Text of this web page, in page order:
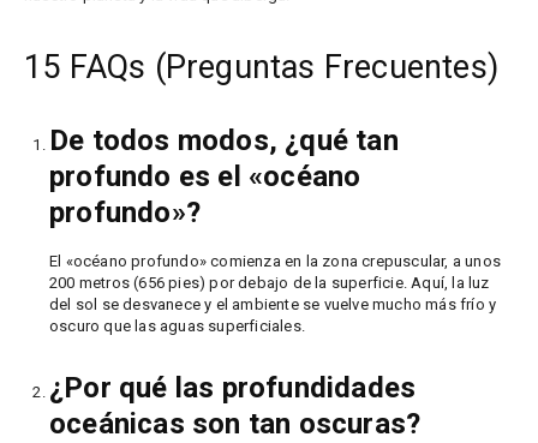
15 FAQs (Preguntas Frecuentes)
De todos modos, ¿qué tan
profundo es el «océano
profundo»?
El «océano profundo» comienza en la zona crepuscular, a unos
200 metros (656 pies) por debajo de la superficie. Aquí, la luz
del sol se desvanece y el ambiente se vuelve mucho más frío y
oscuro que las aguas superficiales.
¿Por qué las profundidades
oceánicas son tan oscuras?